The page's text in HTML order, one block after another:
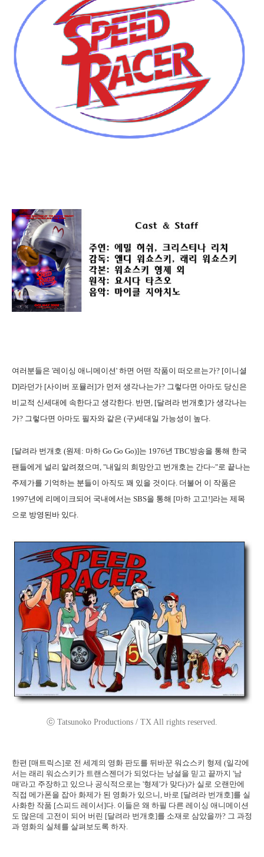
여러분들은 '레이싱 애니메이션' 하면 어떤 작품이 떠오르는가? [이니셜
D]라던가 [사이버 포뮬러]가 먼저 생각나는가? 그렇다면 아마도 당신은
비교적 신세대에 속한다고 생각한다. 반면, [달려라 번개호]가 생각나는
가? 그렇다면 아마도 필자와 같은 (구)세대일 가능성이 높다.
[달려라 번개호 (원제: 마하 Go Go Go)]는 1976년 TBC방송을 통해 한국
팬들에게 널리 알려졌으며, "내일의 희망안고 번개호는 간다~"로 끝나는
주제가를 기억하는 분들이 아직도 꽤 있을 것이다. 더불어 이 작품은
1997년에 리메이크되어 국내에서는 SBS을 통해 [마하 고고!]라는 제목
으로 방영된바 있다.
ⓒ Tatsunoko Productions / TX All rights reserved.
한편 [매트릭스]로 전 세계의 영화 판도를 뒤바꾼 워쇼스키 형제 (일각에
서는 래리 워쇼스키가 트랜스젠더가 되었다는 낭설을 믿고 끝까지 '남
매'라고 주장하고 있으나 공식적으로는 '형제'가 맞다)가 실로 오랜만에
직접 메가폰을 잡아 화제가 된 영화가 있으니, 바로 [달려라 번개호]를 실
사화한 작품 [스피드 레이서]다. 이들은 왜 하필 다른 레이싱 애니메이션
도 많은데 고전이 되어 버린 [달려라 번개호]를 소재로 삼았을까? 그 과정
과 영화의 실체를 살펴보도록 하자.